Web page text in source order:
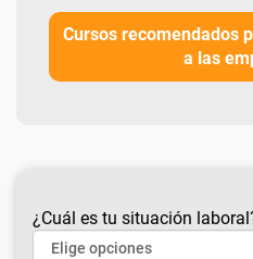
Cursos recomendados
a las
¿Cuál es tu situación